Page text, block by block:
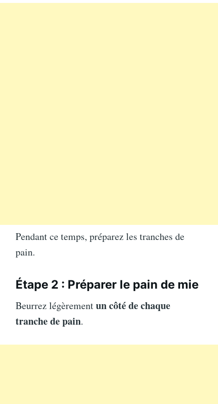
Pendant ce temps, préparez les tranches de
pain.
Étape 2 : Préparer le pain de mie
Beurrez légèrementun côté de chaque
tranche de pain.